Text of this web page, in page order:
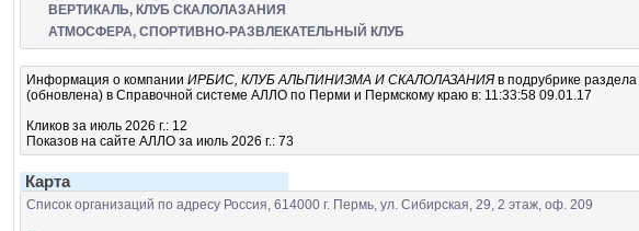
ВЕРТИКАЛЬ, КЛУБ СКАЛОЛАЗАНИЯ
АТМОСФЕРА, СПОРТИВНО-РАЗВЛЕКАТЕЛЬНЫЙ КЛУБ
Информация о компании ИРБИС, КЛУБ АЛЬПИНИЗМА И СКАЛОЛАЗАНИЯ в подрубрике раздела
(обновлена) в Справочной системе АЛЛО по Перми и Пермскому краю в: 11:33:58 09.01.17
Кликов за июль 2026 г.: 12
Показов на сайте АЛЛО за июль 2026 г.: 73
Карта
Список организаций по адресу Россия, 614000 г. Пермь, ул. Сибирская, 29, 2 этаж, оф. 209